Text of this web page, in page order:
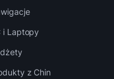
i Laptopy
z Chin